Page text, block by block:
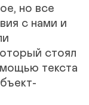
но все
с нами и
стоял
текста